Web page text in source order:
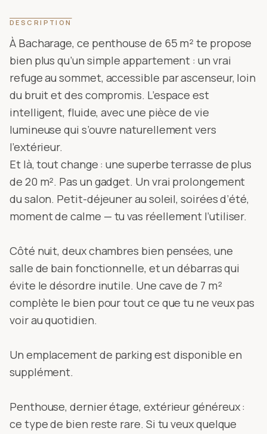
DESCRIPTION
À Bacharage, ce penthouse de 65 m² te propose
bien plus qu’un simple appartement : un vrai
refuge au sommet, accessible par ascenseur, loin
du bruit et des compromis. L’espace est
intelligent, fluide, avec une pièce de vie
lumineuse qui s’ouvre naturellement vers
l’extérieur.
Et là, tout change : une superbe terrasse de plus
de 20 m². Pas un gadget. Un vrai prolongement
du salon. Petit-déjeuner au soleil, soirées d’été,
moment de calme — tu vas réellement l’utiliser.
Côté nuit, deux chambres bien pensées, une
salle de bain fonctionnelle, et un débarras qui
évite le désordre inutile. Une cave de 7 m²
complète le bien pour tout ce que tu ne veux pas
voir au quotidien.
Un emplacement de parking est disponible en
supplément.
Penthouse, dernier étage, extérieur généreux :
ce type de bien reste rare. Si tu veux quelque